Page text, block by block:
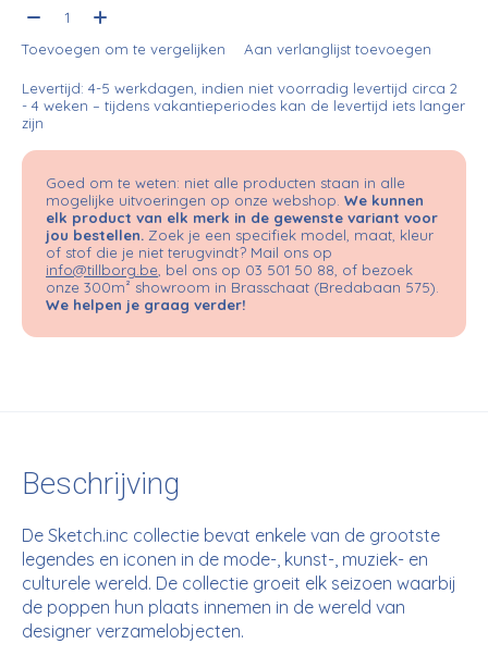
Aantal:
Toevoegen om te vergelijken Aan verlanglijst toevoegen
Levertijd: 4-5 werkdagen, indien niet voorradig levertijd circa 2
- 4 weken – tijdens vakantieperiodes kan de levertijd iets langer
zijn
Goed om te weten: niet alle producten staan in alle
mogelijke uitvoeringen op onze webshop. We kunnen
elk product van elk merk in de gewenste variant voor
jou bestellen. Zoek je een specifiek model, maat, kleur
of stof die je niet terugvindt? Mail ons op
info@tillborg.be , bel ons op 03 501 50 88, of bezoek
onze 300m² showroom in Brasschaat (Bredabaan 575).
We helpen je graag verder!
Beschrijving
De Sketch.inc collectie bevat enkele van de grootste
legendes en iconen in de mode-, kunst-, muziek- en
culturele wereld. De collectie groeit elk seizoen waarbij
de poppen hun plaats innemen in de wereld van
designer verzamelobjecten.